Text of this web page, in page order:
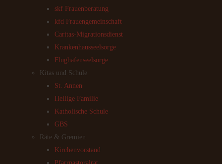
skf Frauenberatung
kfd Frauengemeinschaft
Caritas-Migrationsdienst
Krankenhausseelsorge
Flughafenseelsorge
Kitas und Schule
St. Annen
Heilige Familie
Katholische Schule
GBS
Räte & Gremien
Kirchenvorstand